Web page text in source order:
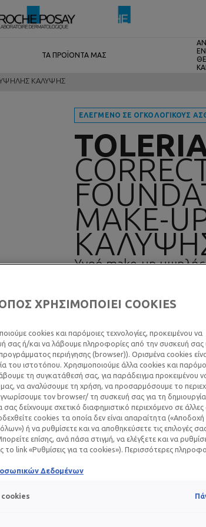
ΤΑ ΠΡΟΪΟΝΤΑ ΜΑΣ
ΥΨΗΛΗΣ ΚΑΛΥΨΗΣ
ΕΛΕΓΜΕΝΟ ΣΕ ΟΓΚΟΛΟΓΙΚΟΥΣ
MAKE-
Υγρό make-up
Για πολύ υψηλή
ερυθρότητα,
Για ομοιόμορφη
πολύ εύπλαστη υφή
περισσότερων
κάλυψης – χωρίς
το δέρμα
Δοκιμασμένο από ασθενείς
ΧΡΗΣΙΜΟΠΟΙΕΙ COOKIES
cookies και παρόμοιες τεχνολογίες, προκειμένου να
σας ή/και να λάβουμε πληροφορίες από την συσκευή σας
περιήγησης (browser)). Ορισμένα cookies
του ιστοτόπου. Χρησιμοποιούμε άλλα cookies και
τη συγκατάθεσή σας, για παράδειγμα προκειμένου
μας, να αναλύσουμε τη χρήση, να προσαρμόσουμε το
τον browser/ τη συσκευή σας για τη
δείχνουμε σχετικό διαφημιστικό περιεχόμενο σε άλλες
cookies τα οποία δεν είναι απαραίτητα
ή να ρυθμίσετε και να αποθηκεύσετε τις επιλογές
επίσης, ανά πάσα στιγμή, να ελέγξετε και να
το link «Ρυθμίσεις για τα cookies»). Περισσότερες
Δεδομένων